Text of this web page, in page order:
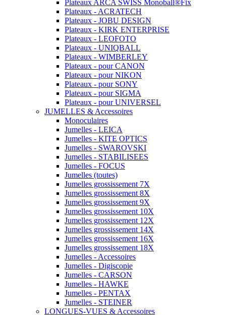
Plateaux ARCA SWISS Monoball®Fix
Plateaux - ACRATECH
Plateaux - JOBU DESIGN
Plateaux - KIRK ENTERPRISE
Plateaux - LEOFOTO
Plateaux - UNIQBALL
Plateaux - WIMBERLEY
Plateaux - pour CANON
Plateaux - pour NIKON
Plateaux - pour SONY
Plateaux - pour SIGMA
Plateaux - pour UNIVERSEL
JUMELLES & Accessoires
Monoculaires
Jumelles - LEICA
Jumelles - KITE OPTICS
Jumelles - SWAROVSKI
Jumelles - STABILISEES
Jumelles - FOCUS
Jumelles (toutes)
Jumelles grossissement 7X
Jumelles grossissement 8X
Jumelles grossissement 9X
Jumelles grossissement 10X
Jumelles grossissement 12X
Jumelles grossissement 14X
Jumelles grossissement 16X
Jumelles grossissement 18X
Jumelles - Accessoires
Jumelles - Digiscopie
Jumelles - CARSON
Jumelles - HAWKE
Jumelles - PENTAX
Jumelles - STEINER
LONGUES-VUES & Accessoires